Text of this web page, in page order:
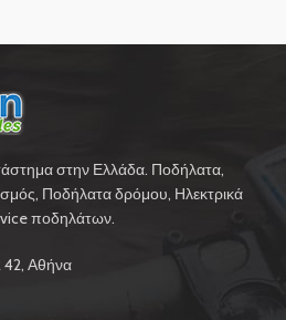
στην Ελλάδα. Ποδήλατα,
Ποδήλατα δρόμου, Ηλεκτρικά
ποδηλάτων.
Αθήνα